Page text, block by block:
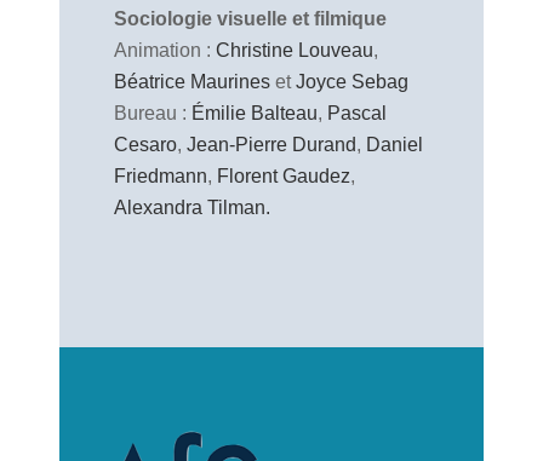
Sociologie visuelle et filmique
Animation : Christine Louveau,
Béatrice Maurines etJoyce Sebag
Bureau : Émilie Balteau, Pascal
Cesaro, Jean-Pierre Durand, Daniel
Friedmann, Florent Gaudez,
Alexandra Tilman.